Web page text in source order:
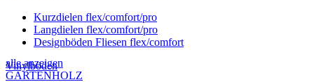
alle anzeigen
GARTENHOLZ
Kurzdielen flex/comfort/pro
Langdielen flex/comfort/pro
Designböden Fliesen flex/comfort
Vinylböden